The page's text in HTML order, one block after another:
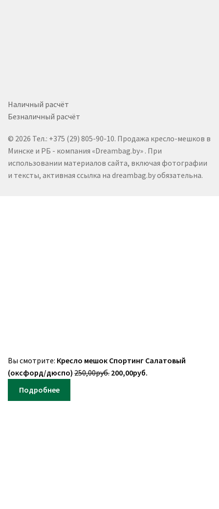
Наличный расчёт
Безналичный расчёт
© 2026 Тел.: +375 (29) 805-90-10. Продажа кресло-мешков в
Минске и РБ - компания «Dreambag.by» . При
использовании материалов сайта, включая фотографии
и тексты, активная ссылка на dreambag.by обязательна.
Вы смотрите: Кресло мешок Спортинг Салатовый
(оксфорд/дюспо) 250,00руб. Первоначальная
200,00руб.
Подробнее